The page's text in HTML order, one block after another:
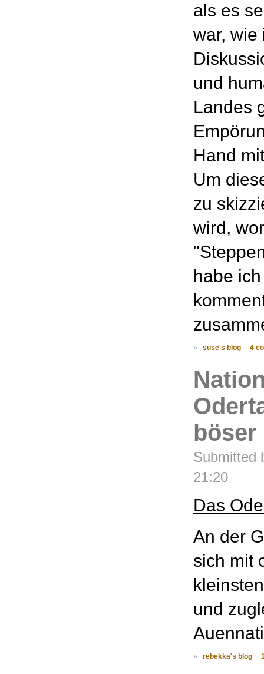
als es
war, wie
und
Landes
Hand
Um
zu
wird,
habe
» suse's blog 4
böser
Submitted
21:20
Das
An der
sich mit
und
» rebekka's blog